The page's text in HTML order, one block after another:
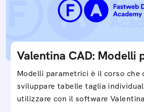
Valentina CAD: Modelli
Modelli parametrici è il corso che
sviluppare tabelle taglia
utilizzare con il software